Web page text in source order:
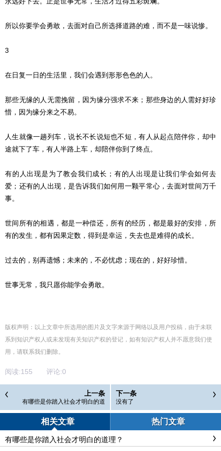
所以你要学会勇敢，去面对自己所选择道路的难，而不是一味说惨。
3
在日复一日的生活里，我们会遇到形形色色的人。
那些无缘的人无需挽留，因为缘分强求不来；那些身边的人需好好珍
惜，因为缘分来之不易。
人生就像一趟列车，说长不长说短也不短，有人从起点陪伴你，却中
途就下了车，有人半路上车，却陪伴你到了终点。
有的人出现是为了教会我们成长；有的人出现是让我们学会如何去
爱；还有的人出现，是告诉我们如何用一颗平常心，去面对世间万千
事。
世间所有的相遇，都是一种偿还，所有的经历，都是最好的安排，所
有的发生，都有因果定数，得到是幸运，失去也是难得的成长。
过去的，别再遗憾；未来的，不必忧虑；现在的，好好珍惜。
世事无常，我只愿你能学会勇敢。
版权声明：以上文章中所选用的图片及文字来源于网络以及用户投稿，由于未联
系到知识产权人或未发现有关知识产权的登记，如有知识产权人并不愿意我们使
用，请联系我们删除。
阅读:155 评论:0
上一条
有哪些是你踏入社会才明白的道
理？
下一条
没有了
相关文章 热门文章
有哪些是你踏入社会才明白的道理？